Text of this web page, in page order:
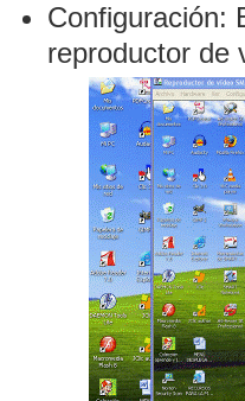
Configuración:
reproductor de